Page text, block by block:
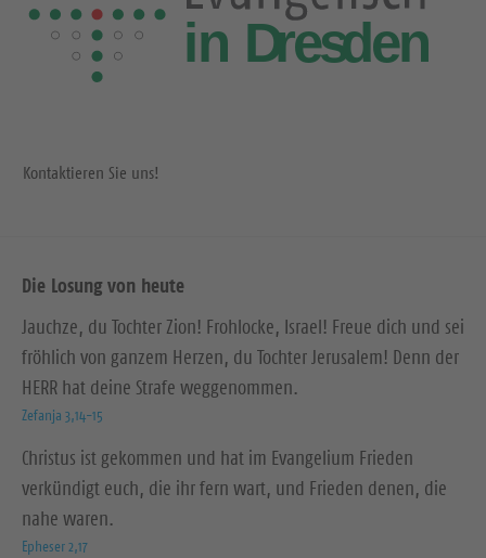
Kontaktieren Sie uns!
Die Losung von heute
Jauchze, du Tochter Zion! Frohlocke, Israel! Freue dich und sei
fröhlich von ganzem Herzen, du Tochter Jerusalem! Denn der
HERR hat deine Strafe weggenommen.
Zefanja 3,14-15
Christus ist gekommen und hat im Evangelium Frieden
verkündigt euch, die ihr fern wart, und Frieden denen, die
nahe waren.
Epheser 2,17